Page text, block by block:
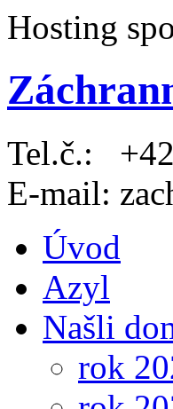
Hosting
Tel.č.:
E-mail:
Úvod
Azyl
Našli
rok